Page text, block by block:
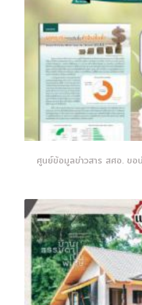
ศูนย์ข้อมูลข่าวสาร สศอ. ขอ